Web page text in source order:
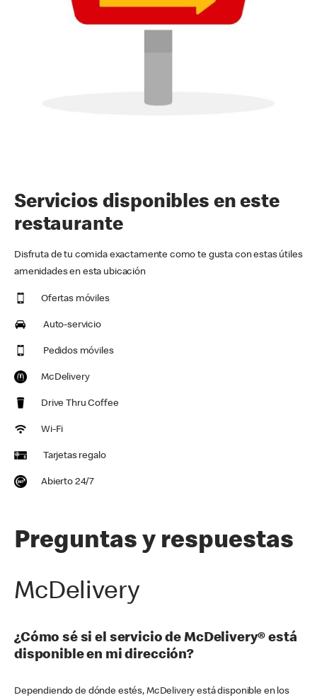
Servicios disponibles en este
restaurante
Disfruta de tu comida exactamente como te gusta con estas útiles
amenidades en esta ubicación
Ofertas móviles
Auto-servicio
Pedidos móviles
McDelivery
Drive Thru Coffee
Wi-Fi
Tarjetas regalo
Abierto 24/7
Preguntas y respuestas
McDelivery
¿Cómo sé si el servicio de McDelivery® está
disponible en mi dirección?
Dependiendo de dónde estés, McDelivery está disponible en los